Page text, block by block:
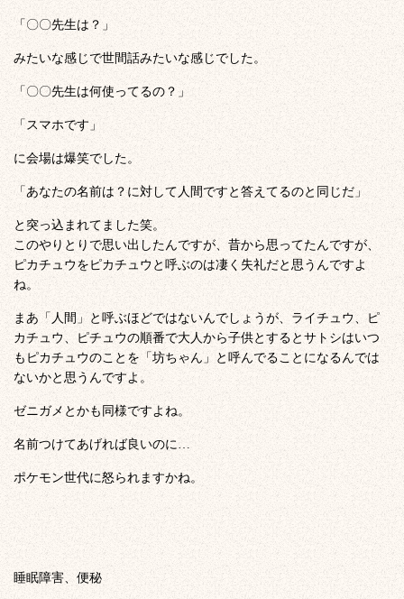
「〇〇先生は？」
みたいな感じで世間話みたいな感じでした。
「〇〇先生は何使ってるの？」
「スマホです」
に会場は爆笑でした。
「あなたの名前は？に対して人間ですと答えてるのと同じだ」
と突っ込まれてました笑。
このやりとりで思い出したんですが、昔から思ってたんですが、
ピカチュウをピカチュウと呼ぶのは凄く失礼だと思うんですよ
ね。
まあ「人間」と呼ぶほどではないんでしょうが、ライチュウ、ピ
カチュウ、ピチュウの順番で大人から子供とするとサトシはいつ
もピカチュウのことを「坊ちゃん」と呼んでることになるんでは
ないかと思うんですよ。
ゼニガメとかも同様ですよね。
名前つけてあげれば良いのに…
ポケモン世代に怒られますかね。
睡眠障害、便秘